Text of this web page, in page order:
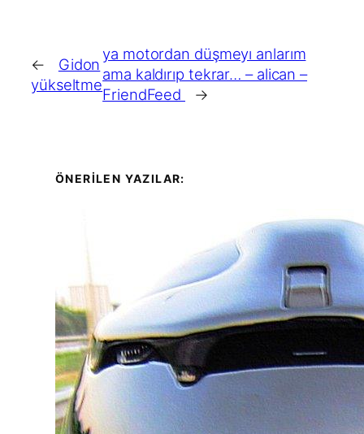
←
Gidon
yükseltme
ya motordan düşmeyı anlarım
ama kaldırıp tekrar… – alican –
FriendFeed
→
ÖNERİLEN YAZILAR: